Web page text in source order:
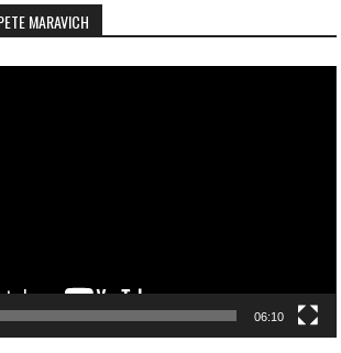
MARAVICH
06:10